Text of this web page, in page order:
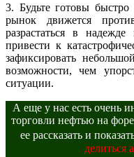
3. Будьте готовы
рынок движется
разрастаться в
привести к
зафиксировать
возможности, чем
ситуации.
А еще у нас есть очень
торговли нефтью на
ее рассказать и
делиться